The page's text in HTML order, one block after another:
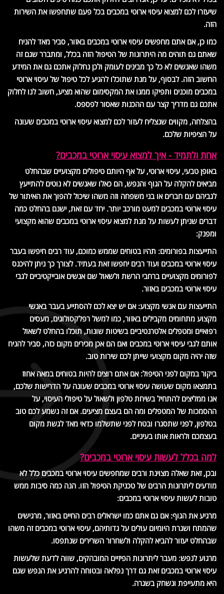
שיעזרו לכם למצוא עיסוי ארוטי במכבים בכל פעם שתחפשו את השירות
הזה.
כמו כן, אם אתם מחפשים עיסוי ארוטי במכבים באזור, סביר מאד להניח
שאתם גם תוהים מה היתרונות של הטיפול הזה בכלל, ומתברר שגם זה
משהו שאנשים לא כל כך מבינים לעומק ולכן נחלוק אתכם גם את המידע
החשוב הזה. לבסוף, על מנת שתוכלו להגיע לכל טיפול של עיסוי ארוטי
במכבים מוכנים ותפיקו ממנו את המקסימום שהוא מציע, חשוב לנו לחלוק
אתכם גם מדריך קצר עם ההכנות שאסור לפספס.
בהצלחה, מקווים שנצליח לעזור לכם למצוא עיסוי ארוטי במכבים שעונה
על הציפיות שלכם.
אחת ולתמיד - איך למצוא עיסוי ארוטי במכבים?
באופן טבעי, עיסוי ארוטי, על אף היותם טיפולים מקצועיים שבהחלט
מביאים להקלה על הגוף והנפש, הם כאלו שאנשים לא נוטים להתייעץ
לגביהם עם חברים או בני משפחה וזה משהו שיכול להפוך את האיתור של
עיסוי ארוטי במכבים למעט מורכב יותר. יחד עם זאת, ישנם בהחלט כמה
דברים שניתן לעשות על מנת למצוא עיסוי ארוטי במכבים שהוא מקצועי
ומפנק:
התייעצות בפורומים: תהיו בטוחים שממש כמוכם, עוד רבים חיפשו בעבר
עיסוי ארוטי במכבים ועוד רבים יחפשו זאת בעתיד. לצורך כך ניתן להיכנס
לפורומים מקצועיים ברחבי הרשת ולשאול שם אנשים אובייקטיביים לגבי
עיסוי ארוטי במכבים באזור.
התייעצות עם אנשי מקצוע: אם יש יצא לכם להסתייע בעבר באנשי
מקצוע מתחומים מקבילים באזור, כמו למשל רפלקסולוגים, מעסים
רפואיים ומטפלים אלטרנטיביים בשיטות שונות, תוכלו בהחלט לשאול
אותם לגבי עיסוי ארוטי במכבים ואם הם אכן מכירים מקום כזה, סביר להניח
שזה יהיה מקום מקצועי שייתן לכם שירות טוב.
ביקור במקום לפני הטיפול: אם אתם רוצים להיות בטוחים במאה אחוז
בתמצאו מקום שעושה עיסוי ארוטי במכבים שעונה על הדרישות שלכם,
אנו ממליצים להתחיל בשיחת טלפון ולשאול על טיפולי העיסוי, על
ההסמכות של המטפלים ומה הם בעצם מציעים. אם זה נשמע לכם טוב
בטלפון, לפני שתסגרו ובטח לפני שתשלמו כדאי מאד לגשת מקום
בעצמכם ולראות אותו בעיניים.
למה בכלל לעשות עיסוי ארוטי במכבים?
ובכן, זאת שאלה מצוינת ורבים שמחפשים עיסוי ארוטי במכבים כלל לא
מודעים ליתרונות הרבים של טכניקת הטיפול הזו. הנה כמה סיבות ממש
טובות לעשות עיסוי ארוטי במכבים:
מרגיע את הגוף: אם גם אתם כמו ישראלים רבים החיים באזור, מרגישים
שהמתח ושגרת היומיום עולים על גדותיהם, עיסוי ארוטי במכבים זה משהו
שבהחלט יעזור להביא להקלה ולשחרור השרירים שנתפסו.
מרגוע לנפש: מעבר ליתרונות הפיזיים המובהקים, שווה לדעת שלעשות
עיסוי ארוטי במכבים זאת גם דרך נפלאה ובטוחה להרגיע את הנפש שגם
היא מתעייפת ונשחק בשגרה.